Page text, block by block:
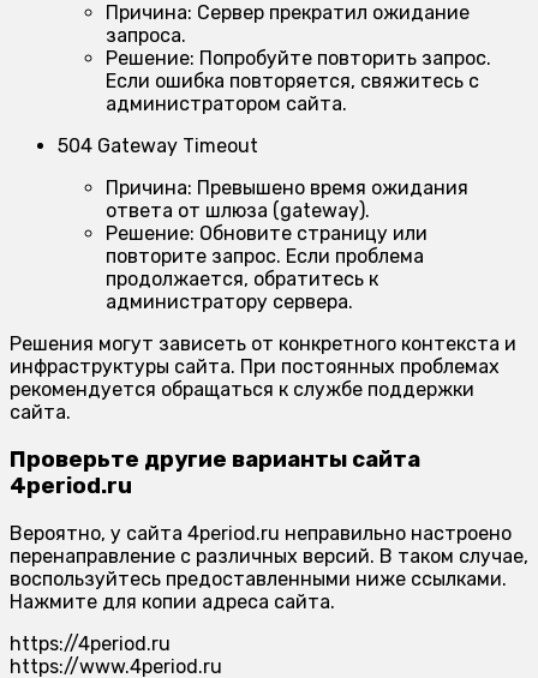
Причина: Сервер прекратил ожидание
запроса.
Решение: Попробуйте повторить запрос.
Если ошибка повторяется, свяжитесь с
администратором сайта.
504 Gateway Timeout
Причина: Превышено время ожидания
ответа от шлюза (gateway).
Решение: Обновите страницу или
повторите запрос. Если проблема
продолжается, обратитесь к
администратору сервера.
Решения могут зависеть от конкретного контекста и
инфраструктуры сайта. При постоянных проблемах
рекомендуется обращаться к службе поддержки
сайта.
Проверьте другие варианты сайта
4period.ru
Вероятно, у сайта 4period.ru неправильно настроено
перенаправление с различных версий. В таком случае,
воспользуйтесь предоставленными ниже ссылками.
Нажмите для копии адреса сайта.
https://4period.ru
https://www.4period.ru